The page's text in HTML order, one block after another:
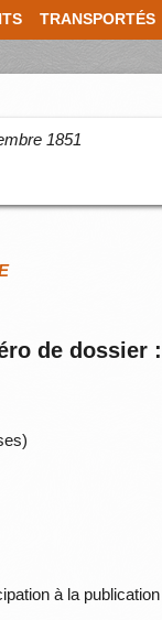
TRANSPORTÉS
1851
de dossier
à la